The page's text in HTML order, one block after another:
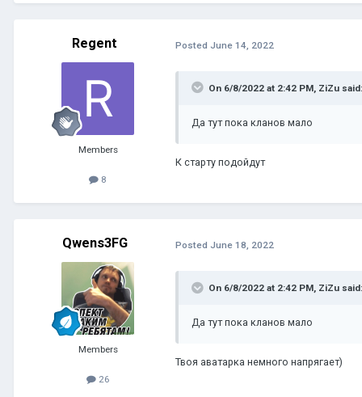
Regent
Members
8
Posted June 14, 2022
On 6/8/2022 at 2:42 PM, ZiZu said:
Да тут пока кланов мало
К старту подойдут
Qwens3FG
Members
26
Posted June 18, 2022
On 6/8/2022 at 2:42 PM, ZiZu said:
Да тут пока кланов мало
Твоя аватарка немного напрягает)